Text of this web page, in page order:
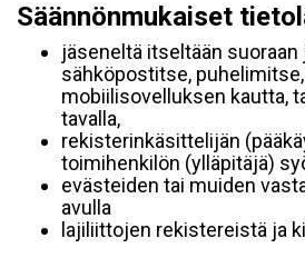
Säännönmukaiset
jäseneltä itseltään
sähköpostitse,
mobiilisovelluksen kautta,
tavalla,
rekisterinkäsittelijän
toimihenkilön (ylläpitäjä)
evästeiden tai muiden
avulla
lajiliittojen rekistereistä ja